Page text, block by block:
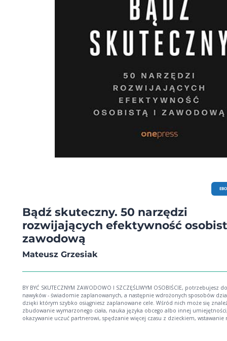
Bądź skuteczny. 50 narzędzi
rozwijających efektywność
zawodową
Mateusz Grzesiak
BY BYĆ SKUTECZNYM ZAWODOWO I SZCZĘŚLIWYM OSOBIŚCIE, potrzebujesz dobrych
nawyków - świadomie zaplanowanych, a następnie wdrożonych sposobów
dzięki którym szybko osiągniesz zaplanowane cele. Wśród nich może się
zbudowanie wymarzonego ciała, nauka języka obcego albo innej
okazywanie uczuć partnerowi, spędzanie więcej czasu z dzieckiem, wstawanie